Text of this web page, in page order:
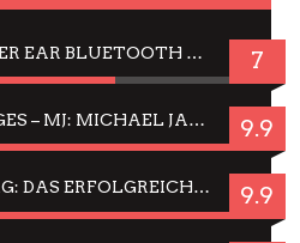
JBL TUNE 720BT: OVER EAR BLUETOOTH KOPFHÖRER UM DIE 50,-€ IM DAUER-TEST 7
WEGEN DES ERFOLGES – MJ: MICHAEL JACKSON MUSICAL IN EINER MATINEE SEHEN 9.9
JELLYFISH HAMBURG: DAS ERFOLGREICHE SOMMER-MENÜ 2025 IN GEFÜHLEN UND BILDERN 9.9